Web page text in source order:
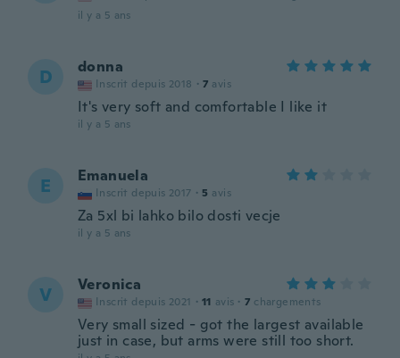
il y a 5 ans
D donna
Inscrit depuis 2018 · 7 avis
It's very soft and comfortable I like it
il y a 5 ans
E Emanuela
Inscrit depuis 2017 · 5 avis
Za 5xl bi lahko bilo dosti vecje
il y a 5 ans
V Veronica
Inscrit depuis 2021 · 11 avis · 7 chargements
Very small sized - got the largest available
just in case, but arms were still too short.